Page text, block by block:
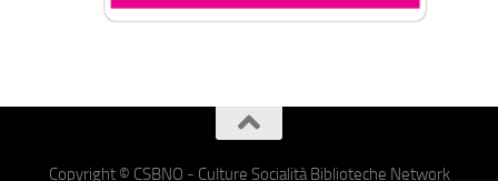
Copyright © CSBNO - Culture Socialità Biblioteche Network